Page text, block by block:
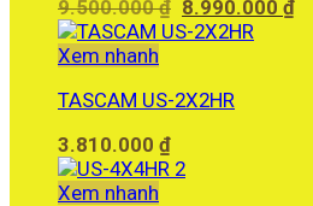
9.500.000₫ Giá
gốc
8.990.000₫Giá
Xem nhanh
TASCAM US-2X2HR
3.810.000 ₫
Xem nhanh